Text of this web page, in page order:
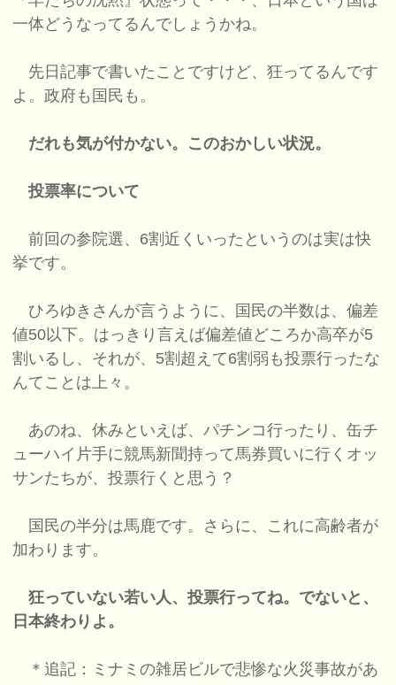
一体どうなってるんでしょうかね。
先日記事で書いたことですけど、狂ってるんです
よ。政府も国民も。
だれも気が付かない。このおかしい状況。
投票率について
前回の参院選、6割近くいったというのは実は快
挙です。
ひろゆきさんが言うように、国民の半数は、偏差
値50以下。はっきり言えば偏差値どころか高卒が5
割いるし、それが、5割超えて6割弱も投票行ったな
んてことは上々。
あのね、休みといえば、パチンコ行ったり、缶チ
ューハイ片手に競馬新聞持って馬券買いに行くオッ
サンたちが、投票行くと思う？
国民の半分は馬鹿です。さらに、これに高齢者が
加わります。
狂っていない若い人、投票行ってね。でないと、
日本終わりよ。
＊追記：ミナミの雑居ビルで悲惨な火災事故があ